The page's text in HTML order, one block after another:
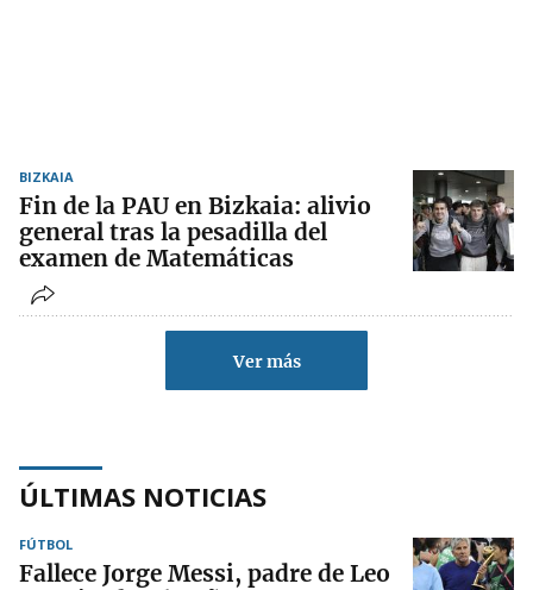
BIZKAIA
Fin de la PAU en Bizkaia: alivio
general tras la pesadilla del
examen de Matemáticas
Ver más
ÚLTIMAS NOTICIAS
FÚTBOL
Fallece Jorge Messi, padre de Leo